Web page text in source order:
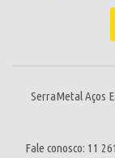
SerraMetal Aços
Fale conosco: 11